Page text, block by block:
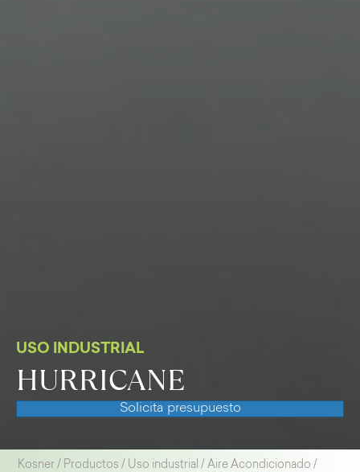
USO INDUSTRIAL
HURRICANE
Solicita presupuesto
Kosner / Productos / Uso industrial /Aire Acondicionado /